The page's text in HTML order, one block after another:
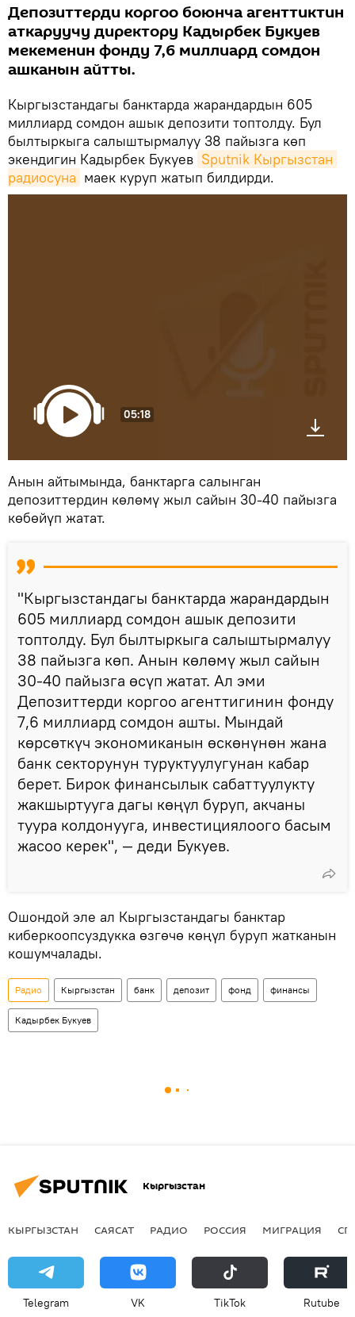
Депозиттерди коргоо боюнча агенттиктин
аткаруучу директору Кадырбек Букуев
мекеменин фонду 7,6 миллиард сомдон
ашканын айтты.
Кыргызстандагы банктарда жарандардын 605
миллиард сомдон ашык депозити топтолду. Бул
былтыркыга салыштырмалуу 38 пайызга көп
экендигин Кадырбек Букуев Sputnik Кыргызстан
радиосуна маек куруп жатып билдирди.
05:18
Анын айтымында, банктарга салынган
депозиттердин көлөмү жыл сайын 30-40 пайызга
көбөйүп жатат.
"Кыргызстандагы банктарда жарандардын
605 миллиард сомдон ашык депозити
топтолду. Бул былтыркыга салыштырмалуу
38 пайызга көп. Анын көлөмү жыл сайын
30-40 пайызга өсүп жатат. Ал эми
Депозиттерди коргоо агенттигинин фонду
7,6 миллиард сомдон ашты. Мындай
көрсөткүч экономиканын өскөнүнөн жана
банк секторунун туруктуулугунан кабар
берет. Бирок финансылык сабаттуулукту
жакшыртууга дагы көңүл буруп, акчаны
туура колдонууга, инвестициялоого басым
жасоо керек", — деди Букуев.
Ошондой эле ал Кыргызстандагы банктар
киберкоопсуздукка өзгөчө көңүл буруп жатканын
кошумчалады.
Радио Кыргызстан банк депозит фонд финансы
Кадырбек Букуев
Кыргызстан
КЫРГЫЗСТАН САЯСАТ РАДИО РОССИЯ МИГРАЦИЯ
Telegram VK ТikТоk Rutube